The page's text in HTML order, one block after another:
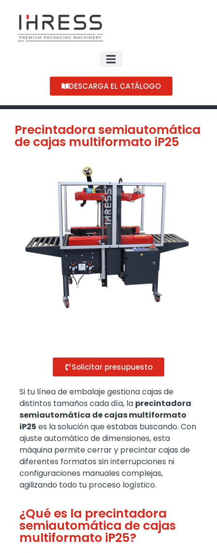
DESCARGA EL CATÁLOGO
Precintadora semiautomática
de cajas multiformato iP25
Solicitar presupuesto
Si tu línea de embalaje gestiona cajas de
distintos tamaños cada día, la precintadora
semiautomática de cajas multiformato
iP25 es la solución que estabas buscando. Con
ajuste automático de dimensiones, esta
máquina permite cerrar y precintar cajas de
diferentes formatos sin interrupciones ni
configuraciones manuales complejas,
agilizando todo tu proceso logístico.
¿Qué es la precintadora
semiautomática de cajas
multiformato iP25?